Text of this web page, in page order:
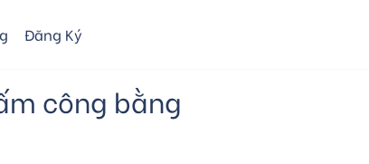
Đăng Ký
công bằng